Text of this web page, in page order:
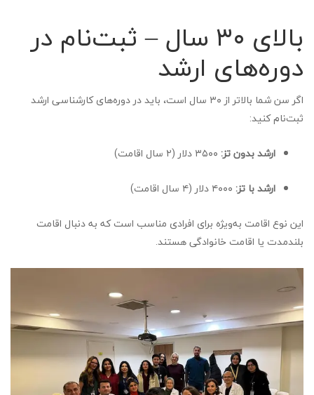
بالای ۳۰ سال – ثبت‌نام در
دوره‌های ارشد
اگر سن شما بالاتر از ۳۰ سال است، باید در دوره‌های کارشناسی ارشد
ثبت‌نام کنید:
ارشد بدون تز:
ارشد با تز:
این نوع اقامت به‌ویژه برای افرادی مناسب است که به دنبال اقامت
بلندمدت یا اقامت خانوادگی هستند.